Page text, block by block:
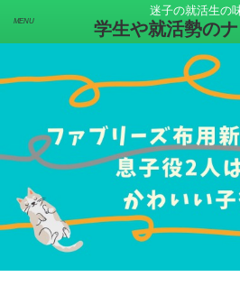
迷子の就活生の
学生や就活勢の